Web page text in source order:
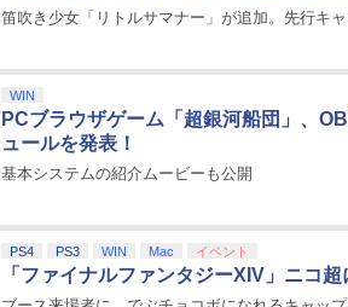
笛吹き少女「リトルサマナー」が追加。先行キ
WIN
PCブラウザゲーム「超銀河船団」、
ュールを発表！
基本システムの紹介ムービーも公開
PS4 PS3 WIN Mac イベント
「ファイナルファンタジーXIV」ニコ